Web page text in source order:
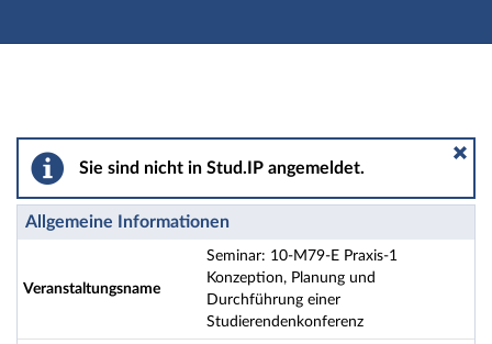
Hauptnavigation
Seminar: 10-M79-E Praxis-1 Konzeption, Planung
Sie sind nicht in Stud.IP angemeldet.
Allgemeine Informationen
Veranstaltungsname
Seminar: 10-M79-E Praxis-1
Konzeption, Planung und
Durchführung einer
Studierendenkonferenz